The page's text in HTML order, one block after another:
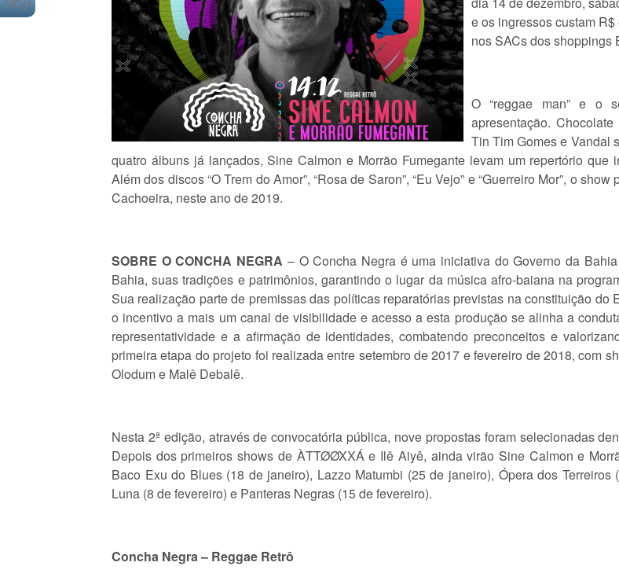
e os ingressos custam
nos SACs dos shoppings
O “reggae man” e o
apresentação.
Tin Tim Gomes e Vandal
quatro álbuns já lançados, Sine Calmon e Morrão Fumegante levam um repertório
Além dos discos “O Trem do Amor”, “Rosa de Saron”, “Eu Vejo” e “Guerreiro Mor”, o
Cachoeira, neste ano de 2019.
SOBRE O CONCHA NEGRA – O Concha Negra é uma iniciativa do Governo da
Bahia, suas tradições e patrimônios, garantindo o lugar da música afro-baiana na
Sua realização parte de premissas das políticas reparatórias previstas na constituição
o incentivo a mais um canal de visibilidade e acesso a esta produção se alinha a
representatividade e a afirmação de identidades, combatendo preconceitos e
primeira etapa do projeto foi realizada entre setembro de 2017 e fevereiro de 2018, com
Olodum e Malê Debalê.
Nesta 2ª edição, através de convocatória pública, nove propostas foram selecionadas
Depois dos primeiros shows de ÀTTØØXXÁ e Ilê Aiyê, ainda virão Sine Calmon e
Baco Exu do Blues (18 de janeiro), Lazzo Matumbi (25 de janeiro), Ópera dos
Luna (8 de fevereiro) e Panteras Negras (15 de fevereiro).
Concha Negra– Reggae Retrô